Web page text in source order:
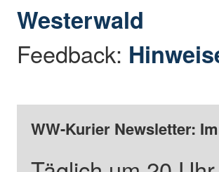
Westerwald
Feedback:
WW-Kurier Newsletter: